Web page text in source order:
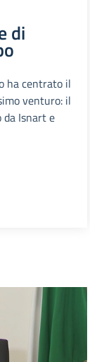
di
ha centrato il
venturo: il
Isnart e